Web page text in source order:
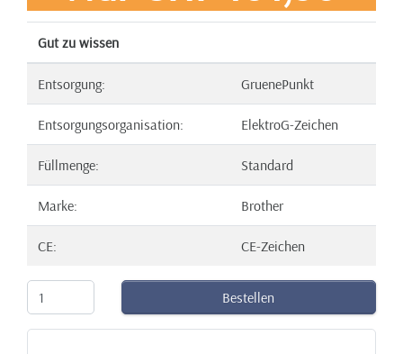
Gut zu wissen
Entsorgung: GruenePunkt
Entsorgungsorganisation: ElektroG-Zeichen
Füllmenge: Standard
Marke: Brother
CE: CE-Zeichen
Bestellen